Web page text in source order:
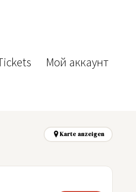
Мой аккаунт
Karte anzeigen